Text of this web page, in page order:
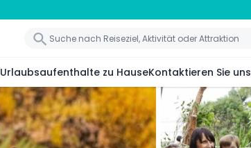
Urlaubsaufenthalte zu HauseKontaktieren Sie uns